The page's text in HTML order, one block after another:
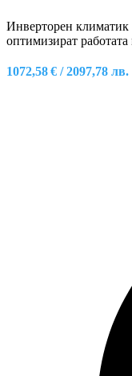
Инверторен климатик
оптимизират
1072,58€ / 2097,78 лв.